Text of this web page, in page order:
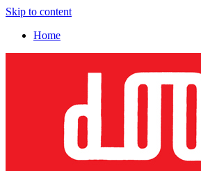
Skip to content
Home